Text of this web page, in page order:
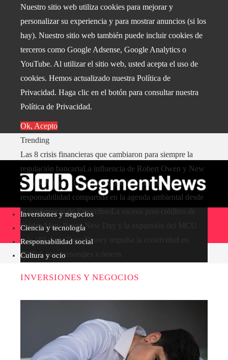
Nuestro sitio web utiliza cookies para mejorar y
personalizar su experiencia y para mostrar anuncios (si los
hay). Nuestro sitio web también puede incluir cookies de
terceros como Google Adsense, Google Analytics o
YouTube. Al utilizar el sitio web, usted acepta el uso de
cookies. Hemos actualizado nuestra Política de
Privacidad. Haga clic en el botón para consultar nuestra
Política de Privacidad.
Ok, Acepto
Trending
Las 8 crisis financieras que cambiaron para siempre la
regulación bancariaLa influencia de Robert Owen y New
Lanark Mills en la jornada laboral moderna La
responsabilidad compartida en la agenda ambiental desde
la conferencia de Estocolmo
Spider-Man: Brand New Day y la expansión del MCU
más allá de la TierraDisney impulsa la creatividad en
TikTok con personajes icónicos
Inversiones y negocios
Ciencia y tecnología
Responsabilidad social
Cultura y ocio
INVERSIONES Y NEGOCIOS